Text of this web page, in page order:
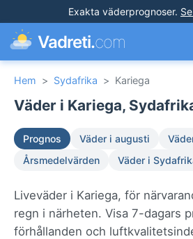
Exakta väderprognoser.
Vadreti.com
Hem > Sydafrika > Kariega
Väder i Kariega,
Prognos Väder i augusti
Årsmedelvärden
Väder i
Liveväder i Kariega, för
regn i närheten. Visa 7-dagars
förhållanden och